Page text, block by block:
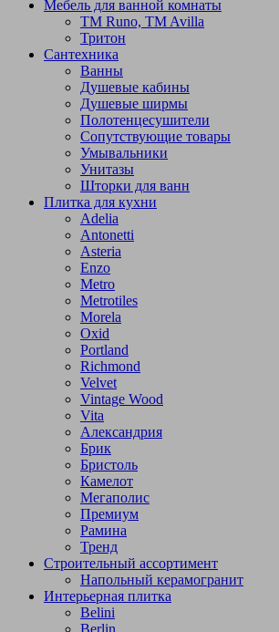
Мебель для ванной комнаты
TM Runo, TM Avilla
Тритон
Сантехника
Ванны
Душевые кабины
Душевые ширмы
Полотенцесушители
Сопутствующие товары
Умывальники
Унитазы
Шторки для ванн
Плитка для кухни
Adelia
Antonetti
Asteria
Enzo
Metro
Metrotiles
Morela
Oxid
Portland
Richmond
Velvet
Vintage Wood
Vita
Александрия
Брик
Бристоль
Камелот
Мегаполис
Премиум
Рамина
Тренд
Строительный ассортимент
Напольный керамогранит
Интерьерная плитка
Belini
Berlin